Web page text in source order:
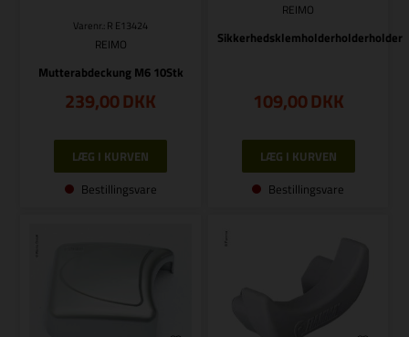
Varenr.: R E13424
REIMO
Mutterabdeckung M6 10Stk
239,00DKK
Bestillingsvare
REIMO
Sikkerhedsklemholderholderholder
109,00DKK
Bestillingsvare